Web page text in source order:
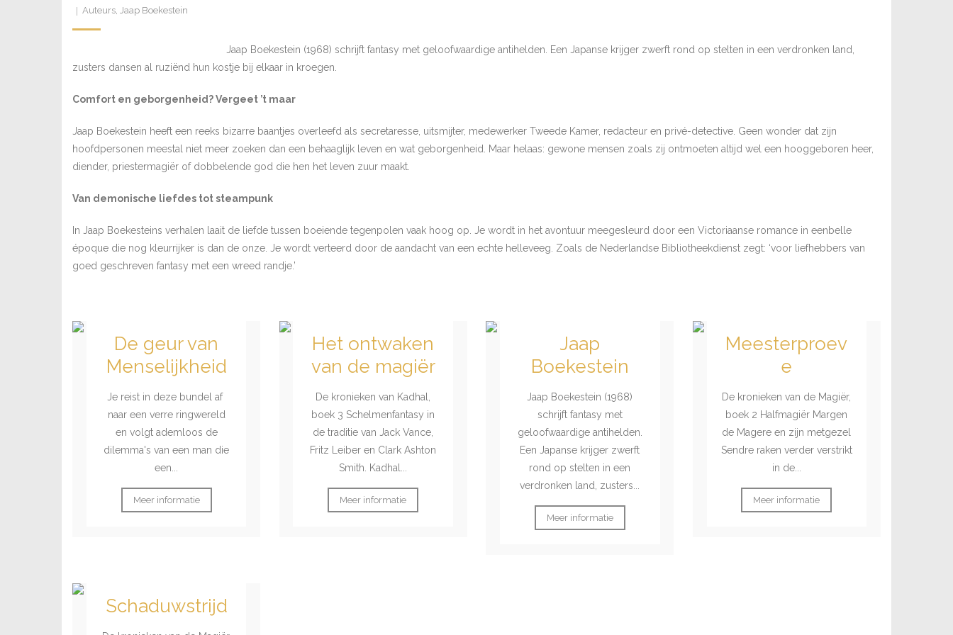
Auteurs, Jaap Boekestein
Jaap Boekestein (1968) schrijft fantasy met geloofwaardige antihelden. Een Japanse krijger zwerft rond op stelten in een verdronken land,
zusters dansen al ruziënd hun kostje bij elkaar in kroegen.
Comfort en geborgenheid? Vergeet ’t maar
Jaap Boekestein heeft een reeks bizarre baantjes overleefd als secretaresse, uitsmijter, medewerker Tweede Kamer, redacteur en privé-detective. Geen wonder dat zijn
hoofdpersonen meestal niet meer zoeken dan een behaaglijk leven en wat geborgenheid. Maar helaas: gewone mensen zoals zij ontmoeten altijd wel een hooggeboren heer,
diender, priestermagiër of dobbelende god die hen het leven zuur maakt.
Van demonische liefdes tot steampunk
In Jaap Boekesteins verhalen laait de liefde tussen boeiende tegenpolen vaak hoog op. Je wordt in het avontuur meegesleurd door een Victoriaanse romance in eenbelle
époque die nog kleurrijker is dan de onze. Je wordt verteerd door de aandacht van een echte helleveeg. Zoals de Nederlandse Bibliotheekdienst zegt: ‘voor liefhebbers van
goed geschreven fantasy met een wreed randje.’
De geur van
Menselijkheid
Je reist in deze bundel af
naar een verre ringwereld
en volgt ademloos de
dilemma's van een man die
een...
Meer informatie
Het ontwaken
van de magiër
De kronieken van Kadhal,
boek 3 Schelmenfantasy in
de traditie van Jack Vance,
Fritz Leiber en Clark Ashton
Smith. Kadhal...
Meer informatie
Jaap
Boekestein
Jaap Boekestein (1968)
schrijft fantasy met
geloofwaardige antihelden.
Een Japanse krijger zwerft
rond op stelten in een
verdronken land, zusters...
Meer informatie
Meesterproev
e
De kronieken van de Magiër,
boek 2 Halfmagiër Margen
de Magere en zijn metgezel
Sendre raken verder verstrikt
in de...
Meer informatie
Schaduwstrijd